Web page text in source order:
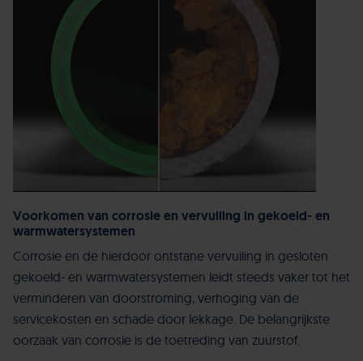
Voorkomen van corrosie en vervuiling in gekoeld- en
warmwatersystemen
Corrosie en de hierdoor ontstane vervuiling in gesloten
gekoeld- en warmwatersystemen leidt steeds vaker tot het
verminderen van doorstroming, verhoging van de
servicekosten en schade door lekkage. De belangrijkste
oorzaak van corrosie is de toetreding van zuurstof.